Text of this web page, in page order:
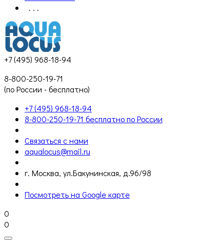
. . .
+7 (495) 968-18-94
8-800-250-19-71
(по России - бесплатно)
+7 (495) 968-18-94
8-800-250-19-71 бесплатно по России
Связаться с нами
aqualocus@mail.ru
г. Москва, ул.Бакунинская, д.96/98
Посмотреть на Google карте
0
0